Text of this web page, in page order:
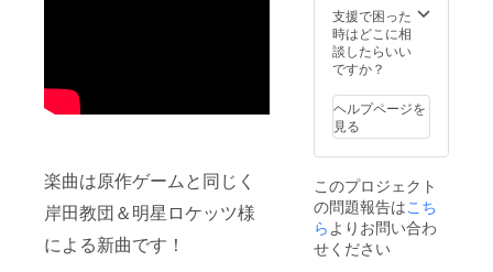
楽曲は原作ゲームと同じく
岸田教団＆明星ロケッツ様
による新曲です！
・マ
ネーク
リップ
・直筆
入り額
縁付き
アート
グラフ
ンプリ
ント色
紙 ・オ
リジナ
ルファ
キービ
ジュポ
スター
・解説
ネーク
リップ
・直筆
サイン
縁付き
アート
グラフ
・サイ
ンプリ
ミケで
頒布し
た公式
設定資
オリジ
ナルサ
ウンド
トラッ
倉凍砂
の直筆
サイン
を入れ
たもの
ＰＶ先
行視聴
権 ・過
去同人
小説集
（デジ
タル）
・パッ
・アー
トブッ
ク ・Ｔ
シャツ
（ワン
支援で困った
時はどこに相
談したらいい
ですか？
ヘルプページを
見る
このプロジェクト
の問題報告はこち
ら よりお問い合わ
せください